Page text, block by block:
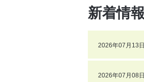
新着情報
2026年07月13日
2026年07月08日